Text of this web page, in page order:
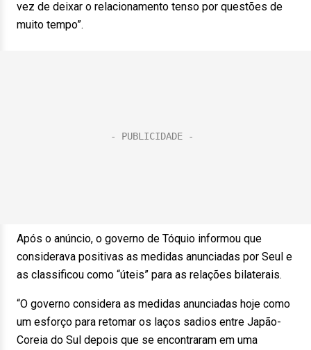
vez de deixar o relacionamento tenso por questões de
muito tempo”.
Após o anúncio, o governo de Tóquio informou que
considerava positivas as medidas anunciadas por Seul e
as classificou como “úteis” para as relações bilaterais.
“O governo considera as medidas anunciadas hoje como
um esforço para retomar os laços sadios entre Japão-
Coreia do Sul depois que se encontraram em uma